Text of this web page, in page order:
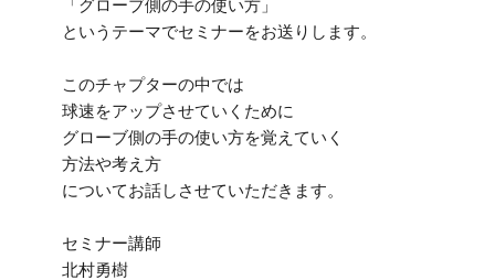
「グローブ側の手の使い方」
というテーマでセミナーをお送りします。
このチャプターの中では
球速をアップさせていくために
グローブ側の手の使い方を覚えていく
方法や考え方
についてお話しさせていただきます。
セミナー講師
北村勇樹